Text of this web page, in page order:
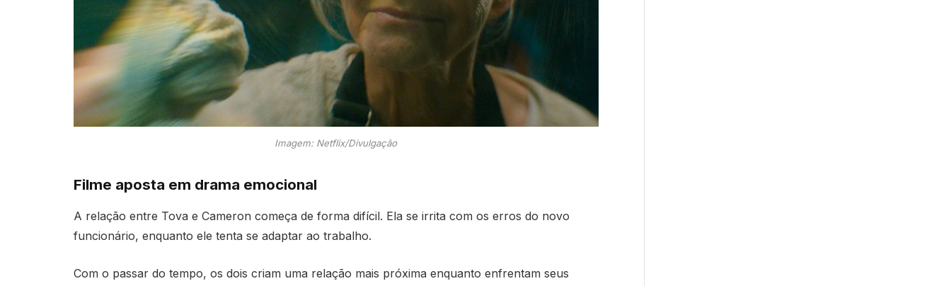
Imagem: Netflix/Divulgação
Filme aposta em drama emocional
A relação entre Tova e Cameron começa de forma difícil. Ela se irrita com os erros do novo
funcionário, enquanto ele tenta se adaptar ao trabalho.
Com o passar do tempo, os dois criam uma relação mais próxima enquanto enfrentam seus